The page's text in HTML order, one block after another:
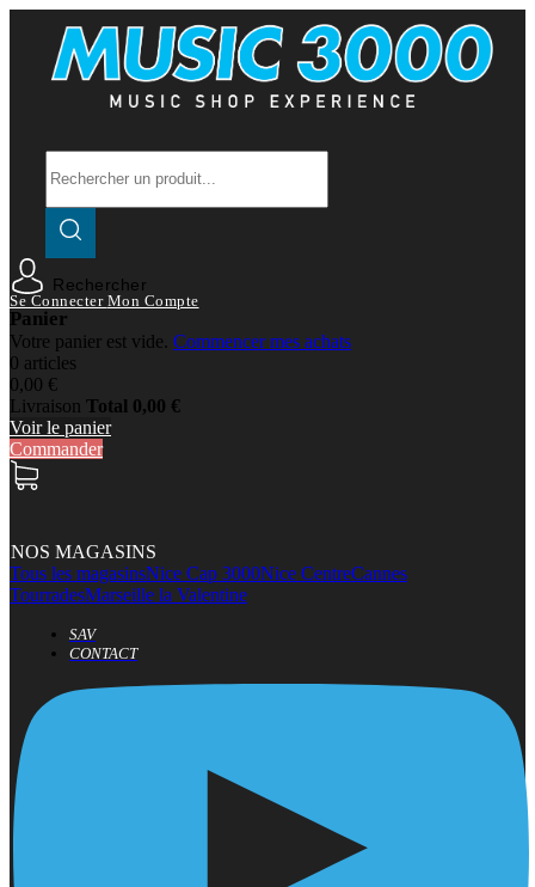
Rechercher
Se Connecter Mon Compte
Panier
Votre panier est vide. Commencer mes achats
0 articles
0,00 €
Livraison Total 0,00 €
Voir le panier
Commander
NOS MAGASINS
Tous les magasinsNice Cap 3000Nice CentreCannes
TourradesMarseille la Valentine
SAV
CONTACT